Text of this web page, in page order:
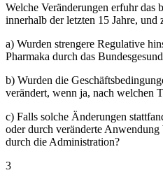
Welche Veränderungen erfuhr das
innerhalb der letzten 15 Jahre, und
a) Wurden strengere Regulative
Pharmaka durch das
b) Wurden die
verändert, wenn ja, nach welchen
c) Falls solche Änderungen
oder durch veränderte Anwendung
durch die Administration?
3